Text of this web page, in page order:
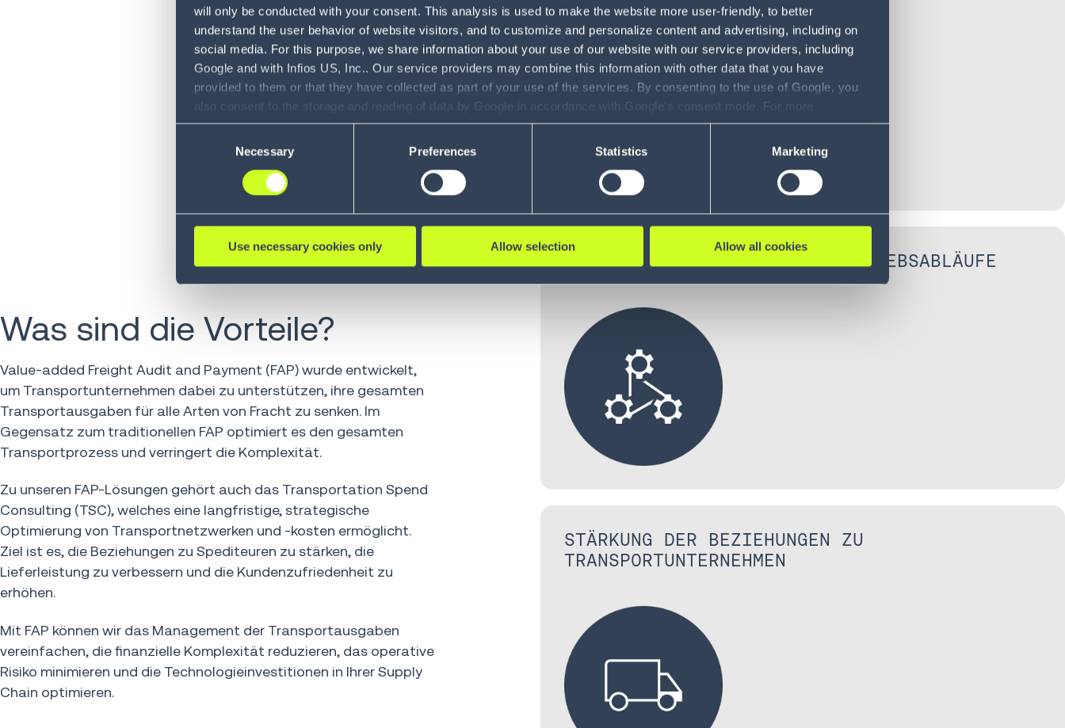
will only be conducted with your consent. This analysis is used to make the website more user-friendly, to better
understand the user behavior of website visitors, and to customize and personalize content and advertising, including on
social media. For this purpose, we share information about your use of our website with our service providers, including
Google and with Infios US, Inc.. Our service providers may combine this information with other data that you have
provided to them or that they have collected as part of your use of the services. By consenting to the use of Google, you
also consent to the storage and reading of data by Google in accordance with Google's consent mode. For more
information, including the ability to revoke your consent and the service providers we use, please refer to our Privacy
see Privacy Policy
Necessary Preferences Statistics Marketing
Use necessary cookies only Allow selection Allow all cookies
Was sind die Vorteile?
Value-added Freight Audit and Payment (FAP) wurde entwickelt,
um Transportunternehmen dabei zu unterstützen, ihre gesamten
Transportausgaben für alle Arten von Fracht zu senken. Im
Gegensatz zum traditionellen FAP optimiert es den gesamten
Transportprozess und verringert die Komplexität.
Zu unseren FAP-Lösungen gehört auch das Transportation Spend
Consulting (TSC), welches eine langfristige, strategische
Optimierung von Transportnetzwerken und -kosten ermöglicht.
Ziel ist es, die Beziehungen zu Spediteuren zu stärken, die
Lieferleistung zu verbessern und die Kundenzufriedenheit zu
erhöhen.
Mit FAP können wir das Management der Transportausgaben
vereinfachen, die finanzielle Komplexität reduzieren, das operative
Risiko minimieren und die Technologieinvestitionen in Ihrer Supply
Chain optimieren.
VEREINFACHUNG KOMPLEXER BETRIEBSABLÄUFE
STÄRKUNG DER BEZIEHUNGEN ZU
TRANSPORTUNTERNEHMEN